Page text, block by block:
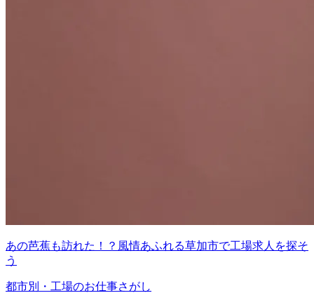
あの芭蕉も訪れた！？風情あふれる草加市で工場求人を探そ
う
都市別・工場のお仕事さがし